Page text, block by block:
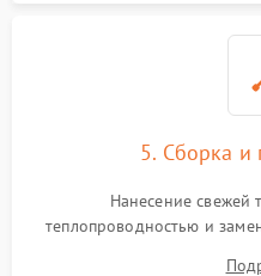
5. Сборка и
Нанесение свежей
теплопроводностью и